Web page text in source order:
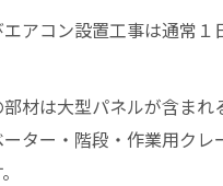
アコン設置工事は通常１
材は大型パネルが含まれ
ーター・階段・作業用ク